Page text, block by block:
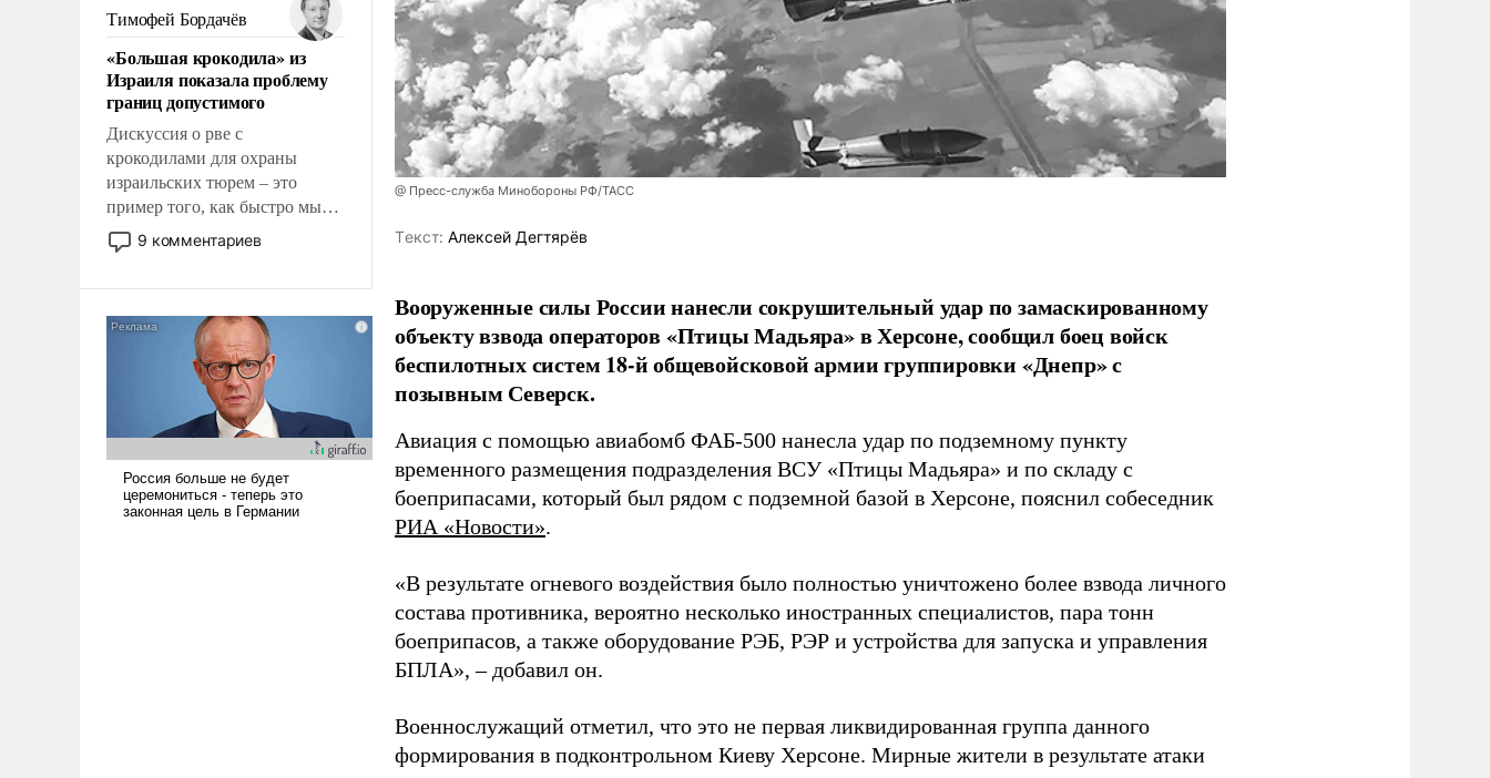
беспрекословно оплачиваться
за счет российских
налогоплательщиков и где за
свои поступки не нужно
отвечать.
Тимофей Бордачёв
«Большая крокодила» из
Израиля показала проблему
границ допустимого
Дискуссия о рве с
крокодилами для охраны
израильских тюрем – это
пример того, как быстро мы
двигаемся по пути
революционных изменений.
псевдонаучной фантастики,
стало всерьез обсуждаемой
9 комментариев
@ Пресс-служба Минобороны РФ/ТАСС
Tекст: Алексей Дегтярёв
Вооруженные силы России нанесли сокрушительный удар по замаскированному
объекту взвода операторов «Птицы Мадьяра» в Херсоне, сообщил боец войск
беспилотных систем 18-й общевойсковой армии группировки «Днепр» с
позывным Северск.
Авиация с помощью авиабомб ФАБ-500 нанесла удар по подземному пункту
временного размещения подразделения ВСУ «Птицы Мадьяра» и по складу с
боеприпасами, который был рядом с подземной базой в Херсоне, пояснил собеседник
РИА «Новости».
«В результате огневого воздействия было полностью уничтожено более взвода личного
состава противника, вероятно несколько иностранных специалистов, пара тонн
боеприпасов, а также оборудование РЭБ, РЭР и устройства для запуска и управления
БПЛА», – добавил он.
Военнослужащий отметил, что это не первая ликвидированная группа данного
формирования в подконтрольном Киеву Херсоне. Мирные жители в результате атаки